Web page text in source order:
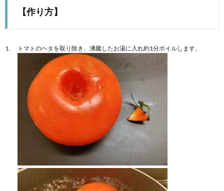
【作り方】
トマトのヘタを取り除き、沸騰したお湯に入れ約1分ボイルします。